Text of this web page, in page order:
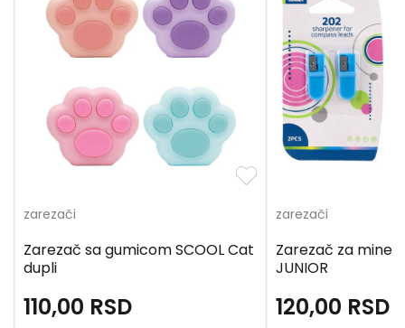
zarezači
Zarezač sa gumicom SCOOL Cat
dupli
110,00 RSD
zarezači
Zarezač za mine
JUNIOR
120,00 RSD